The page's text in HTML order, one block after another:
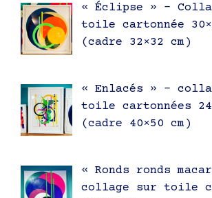
« Éclipse » –
toile cartonnée
(cadre 32×32 cm)
« Enlacés » –
toile cartonnées
(cadre 40×50 cm)
« Ronds ronds
collage sur toile